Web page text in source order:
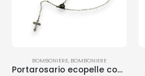
BOMBONIERE, BOMBONIERE
Portarosario ecopelle con rosario